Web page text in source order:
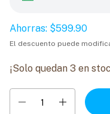
Ahorras: $599.90
El descuento puede
¡Solo quedan 3 en